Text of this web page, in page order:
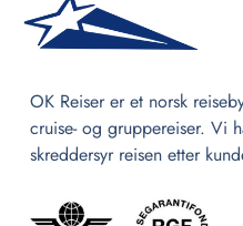
OK Reiser er et norsk
cruise- og gruppereiser. Vi
skreddersyr reisen etter